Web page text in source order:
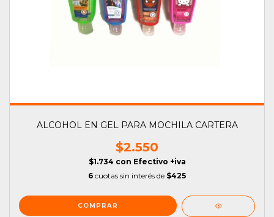
ALCOHOL EN GEL PARA MOCHILA CARTERA
$2.550
$1.734 con Efectivo +iva
6 cuotas sin interés de $425